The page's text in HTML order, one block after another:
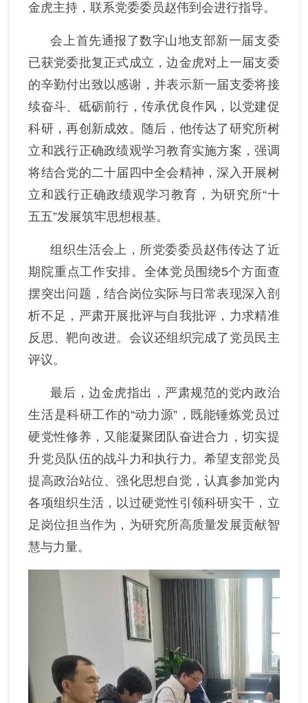
党风廉政
群团统战
金虎主持，联系党委委员赵伟到会进行指导。
会上首先通报了数字山地支部新一届支委
已获党委批复正式成立，边金虎对上一届支委
的辛勤付出致以感谢，并表示新一届支委将接
续奋斗、砥砺前行，传承优良作风，以党建促
科研，再创新成效。随后，他传达了研究所树
立和践行正确政绩观学习教育实施方案，强调
将结合党的二十届四中全会精神，深入开展树
立和践行正确政绩观学习教育，为研究所“十
五五”发展筑牢思想根基。
组织生活会上，所党委委员赵伟传达了近
期院重点工作安排。全体党员围绕5个方面查
摆突出问题，结合岗位实际与日常表现深入剖
析不足，严肃开展批评与自我批评，力求精准
反思、靶向改进。会议还组织完成了党员民主
评议。
最后，边金虎指出，严肃规范的党内政治
生活是科研工作的“动力源”，既能锤炼党员过
硬党性修养，又能凝聚团队奋进合力，切实提
升党员队伍的战斗力和执行力。希望支部党员
提高政治站位、强化思想自觉，认真参加党内
各项组织生活，以过硬党性引领科研实干，立
足岗位担当作为，为研究所高质量发展贡献智
慧与力量。